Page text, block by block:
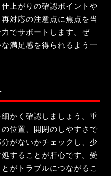
上がりの確認ポイントや
対応の注意点に焦点を当
でサポートします。ぜ
満足感を得られるよう一
かく確認しましょう。重
位置、開閉のしやすさで
がないかチェックし、少
することが肝心です。受
がトラブルにつながるこ